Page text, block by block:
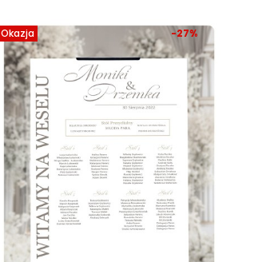
Okazja -27%